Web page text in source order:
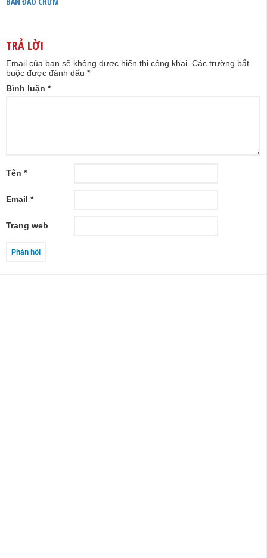
TRẢ LỜI
Email của bạn sẽ không được hiển thị công khai. Các trường bắt
buộc được đánh dấu *
Bình luận *
Tên *
Email *
Trang web